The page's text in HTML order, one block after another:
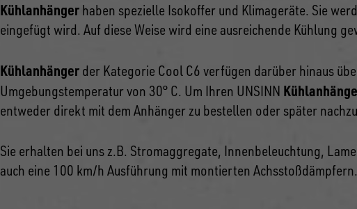
Kühlanhänger haben spezielle Isokoffer und Klimageräte. Sie
eingefügt wird. Auf diese Weise wird eine ausreichende Kühlung
Kühlanhänger der Kategorie Cool C6 verfügen darüber hinaus
Umgebungstemperatur von 30° C. Um Ihren UNSINN
entweder direkt mit dem Anhänger zu bestellen oder später
Sie erhalten bei uns z.B. Stromaggregate, Innenbeleuchtung,
auch eine 100 km/h Ausführung mit montierten Achsstoßdämpfern.